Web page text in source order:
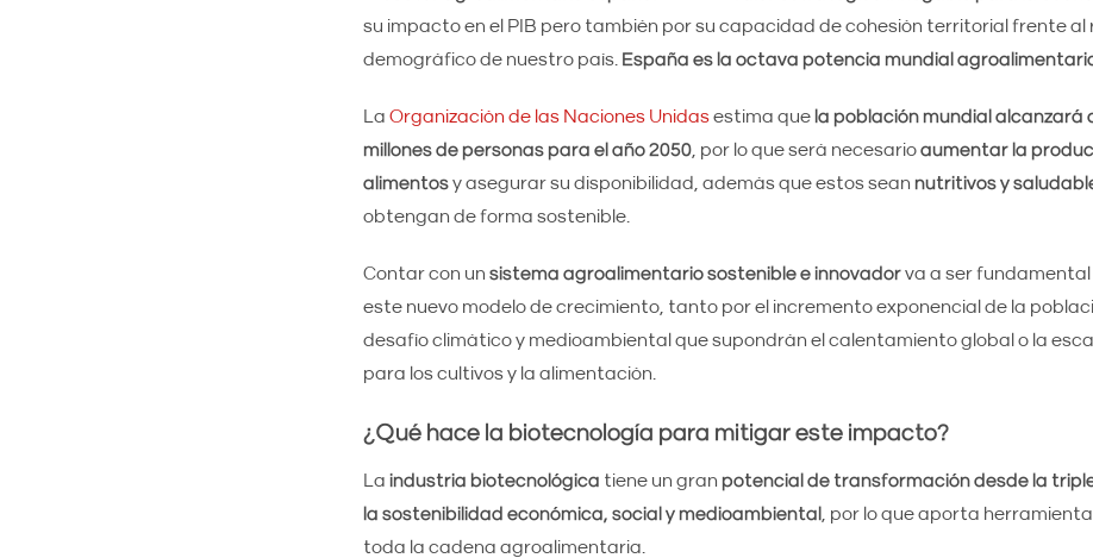
su impacto en el PIB pero también por su capacidad de cohesión territorial frente al
demográfico de nuestro país. España es la octava potencia mundial
La Organización de las Naciones Unidasestima que la población mundial alcanzará
millones de personas para el año 2050, por lo que será necesarioaumentar la
alimentosy asegurar su disponibilidad, además que estos sean nutritivos y
obtengan de forma sostenible.
Contar con un sistema agroalimentario sostenible e innovadorva a ser
este nuevo modelo de crecimiento, tanto por el incremento exponencial de la
desafío climático y medioambiental que supondrán el calentamiento global o la
para los cultivos y la alimentación.
¿Qué hace la biotecnología para mitigar este impacto?
La industria biotecnológica tiene un gran potencial de transformación desde la
la sostenibilidad económica, social y medioambiental
, por lo que aporta
toda la cadena agroalimentaria.